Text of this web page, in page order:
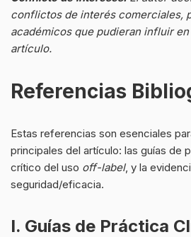
conflictos de interés comerciales,
académicos que pudieran influir
artículo.
Referencias
Estas referencias son esenciales
principales del artículo: las guías de
crítico del uso off-label, y la
seguridad/eficacia.
I. Guías de Práctica